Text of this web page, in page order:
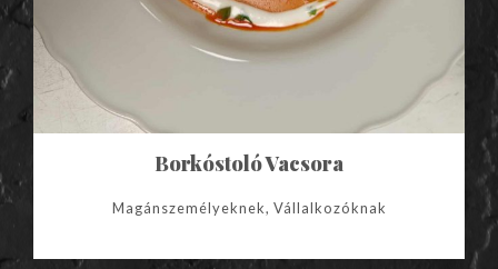
Borkóstoló Vacsora
Magánszemélyeknek, Vállalkozóknak